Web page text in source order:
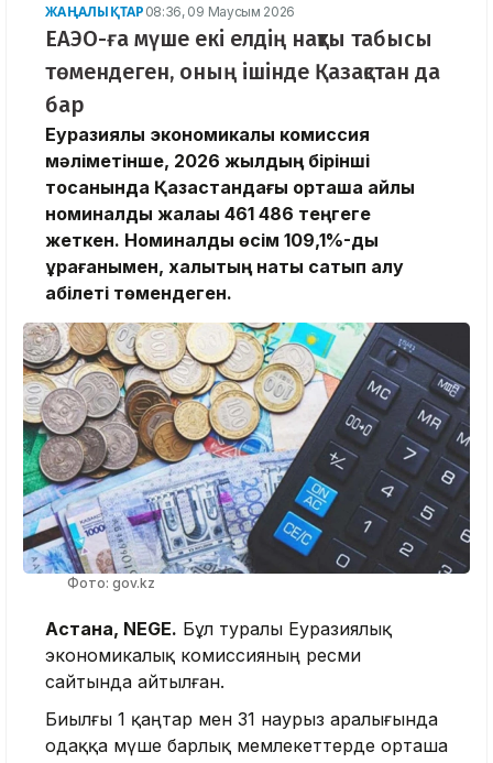
ЖАҢАЛЫҚТАР 08:36, 09 Маусым 2026
ЕАЭО-ға мүше екі елдің нақты табысы
төмендеген, оның ішінде Қазақстан да
бар
Еуразиялық экономикалық комиссия
мәліметінше, 2026 жылдың бірінші
тоқсанында Қазақстандағы орташа айлық
номиналды жалақы 461 486 теңгеге
жеткен. Номиналды өсім 109,1%-ды
құрағанымен, халықтың нақты сатып алу
қабілеті төмендеген.
Фото: gov.kz
Астана, NEGE. Бұл туралы Еуразиялық
экономикалық комиссияның ресми
сайтында айтылған.
Биылғы 1 қаңтар мен 31 наурыз аралығында
одаққа мүше барлық мемлекеттерде орташа